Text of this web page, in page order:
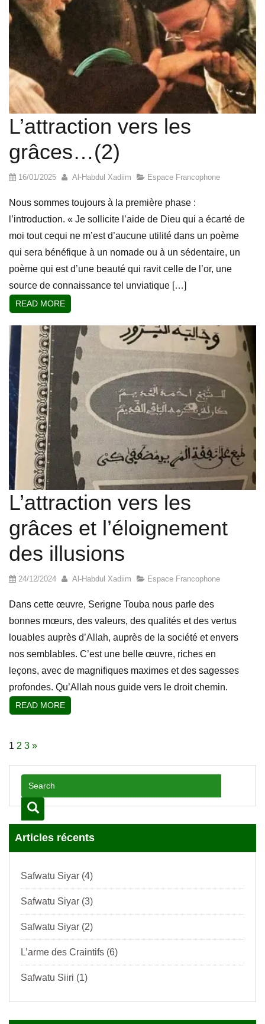
L’attraction vers les
grâces…(2)
16/01/2025 Al-Habdul Xadiim Espace Francophone
Nous sommes toujours à la première phase :
l’introduction. « Je sollicite l’aide de Dieu qui a écarté de
moi tout cequi ne m’est d’aucune utilité dans un poème
qui sera bénéfique à un nomade ou à un sédentaire, un
poème qui est d’une beauté qui ravit celle de l’or, une
source de connaissance tel unviatique […]
READ MORE
L’attraction vers les
grâces et l’éloignement
des illusions
24/12/2024 Al-Habdul Xadiim Espace Francophone
Dans cette œuvre, Serigne Touba nous parle des
bonnes mœurs, des valeurs, des qualités et des vertus
louables auprès d’Allah, auprès de la société et envers
nos semblables. C’est une belle œuvre, riches en
leçons, avec de magnifiques maximes et des sagesses
profondes. Qu’Allah nous guide vers le droit chemin.
READ MORE
Pagination
des
publications
1 2 3 »
Articles récents
Safwatu Siyar (4)
Safwatu Siyar (3)
Safwatu Siyar (2)
L’arme des Craintifs (6)
Safwatu Siiri (1)